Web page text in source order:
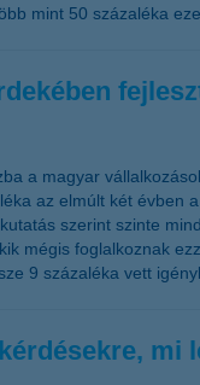
mint 50 százaléka
a magyar
az elmúlt két évben
szerint szinte
mégis foglalkoznak
9 százaléka vett